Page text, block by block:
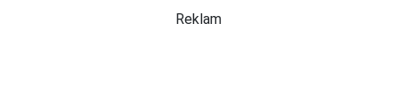
Reklam